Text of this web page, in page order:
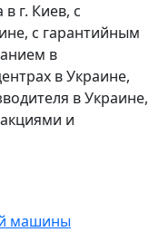
г. Киев, с
с гарантийным
в
в Украине,
в Украине,
и
машины